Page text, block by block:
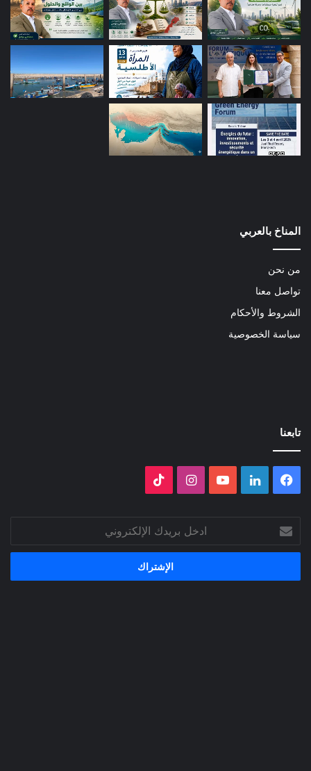
المناخ بالعربي
من نحن
تواصل معنا
الشروط والأحكام
سياسة الخصوصية
تابعنا
فيسبوك لينكدإن ‫YouTubeانستقرام
ادخل
بريدك
الإلكتروني